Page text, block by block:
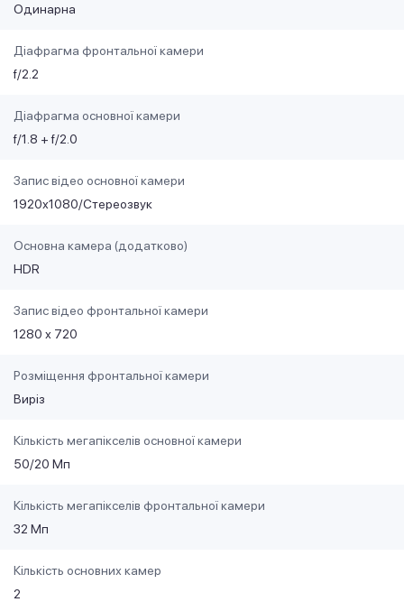
Одинарна
Діафрагма фронтальної камери
f/2.2
Діафрагма основної камери
f/1.8 + f/2.0
Запис відео основної камери
1920х1080/Стереозвук
Основна камера (додатково)
HDR
Запис відео фронтальної камери
1280 х 720
Розміщення фронтальної камери
Виріз
Кількість мегапікселів основної камери
50/20 Мп
Кількість мегапікселів фронтальної камери
32 Мп
Кількість основних камер
2